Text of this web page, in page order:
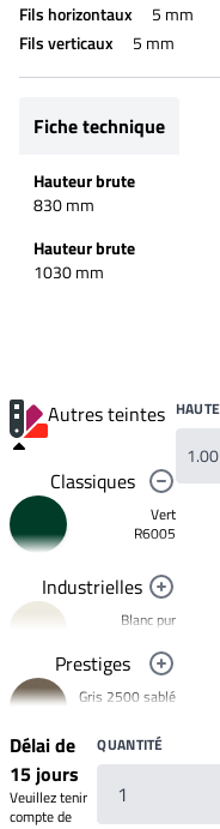
Fils horizontaux
5 mm
Fils verticaux
5 mm
Fiche technique
Hauteur brute
830 mm
Hauteur brute
1030 mm
Autres teintes
Classiques
Vert
R6005
Industrielles
Blanc pur
Noir foncé
R9005
signalisation
R1023
Rouge clair
R3020
Prestiges
Gris 2500 sablé
Bronze 2525
Mars 2525
Sablé
Délai de
15 jours
Veuillez tenir
compte de
QUANTITÉ